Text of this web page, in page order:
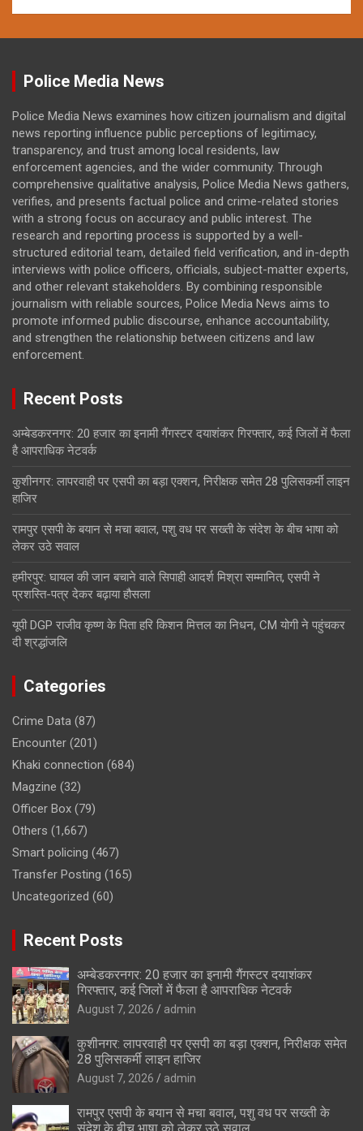
Police Media News
Police Media News examines how citizen journalism and digital
news reporting influence public perceptions of legitimacy,
transparency, and trust among local residents, law
enforcement agencies, and the wider community. Through
comprehensive qualitative analysis, Police Media News gathers,
verifies, and presents factual police and crime-related stories
with a strong focus on accuracy and public interest. The
research and reporting process is supported by a well-
structured editorial team, detailed field verification, and in-depth
interviews with police officers, officials, subject-matter experts,
and other relevant stakeholders. By combining responsible
journalism with reliable sources, Police Media News aims to
promote informed public discourse, enhance accountability,
and strengthen the relationship between citizens and law
enforcement.
Recent Posts
अम्बेडकरनगर: 20 हजार का इनामी गैंगस्टर दयाशंकर गिरफ्तार, कई जिलों में फैला
है आपराधिक नेटवर्क
कुशीनगर: लापरवाही पर एसपी का बड़ा एक्शन, निरीक्षक समेत 28 पुलिसकर्मी लाइन
हाजिर
रामपुर एसपी के बयान से मचा बवाल, पशु वध पर सख्ती के संदेश के बीच भाषा को
लेकर उठे सवाल
हमीरपुर: घायल की जान बचाने वाले सिपाही आदर्श मिश्रा सम्मानित, एसपी ने
प्रशस्ति-पत्र देकर बढ़ाया हौसला
यूपी DGP राजीव कृष्ण के पिता हरि किशन मित्तल का निधन, CM योगी ने पहुंचकर
दी श्रद्धांजलि
Categories
Crime Data (87)
Encounter (201)
Khaki connection (684)
Magzine (32)
Officer Box (79)
Others (1,667)
Smart policing (467)
Transfer Posting (165)
Uncategorized (60)
Recent Posts
अम्बेडकरनगर: 20 हजार का इनामी गैंगस्टर दयाशंकर
गिरफ्तार, कई जिलों में फैला है आपराधिक नेटवर्क
August 7, 2026 admin
कुशीनगर: लापरवाही पर एसपी का बड़ा एक्शन, निरीक्षक समेत
28 पुलिसकर्मी लाइन हाजिर
August 7, 2026 admin
रामपुर एसपी के बयान से मचा बवाल, पशु वध पर सख्ती के